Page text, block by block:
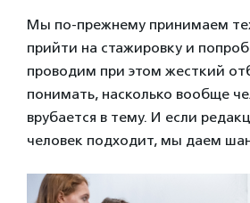
Мы по-прежнему принимаем
прийти на стажировку и
проводим при этом жесткий
понимать, насколько вообще
врубается в тему. И если
человек подходит, мы даем